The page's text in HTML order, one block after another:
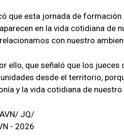
que esta jornada de
en la vida cotidiana de
con nuestro
ello, que señaló que los
desde el territorio,
y la vida cotidiana de nuestro
JQ/
- 2026